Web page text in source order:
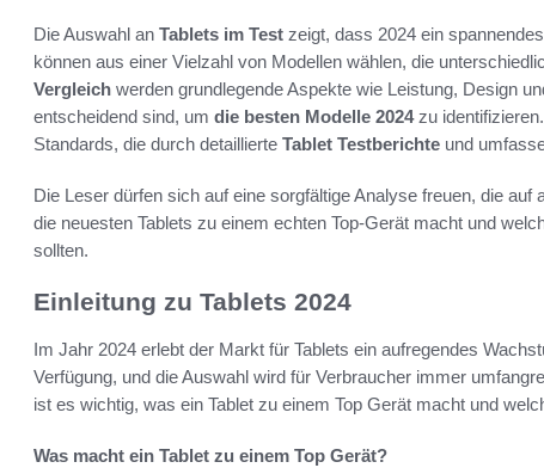
Die Auswahl an Tablets im Test zeigt, dass 2024 ein
können aus einer Vielzahl von Modellen wählen, die
Vergleich werden grundlegende Aspekte wie Leistung, Design
entscheidend sind, um die besten Modelle 2024zu
Standards, die durch detaillierte Tablet Testberichte und
Die Leser dürfen sich auf eine sorgfältige Analyse freuen, die
die neuesten Tablets zu einem echten Top-Gerät macht und
sollten.
Einleitung zu Tablets 2024
Im Jahr 2024 erlebt der Markt für Tablets ein aufregendes
Verfügung, und die Auswahl wird für Verbraucher immer
ist es wichtig, was ein Tablet zu einem Top Gerät macht und
Was macht ein Tablet zu einem Top Gerät?